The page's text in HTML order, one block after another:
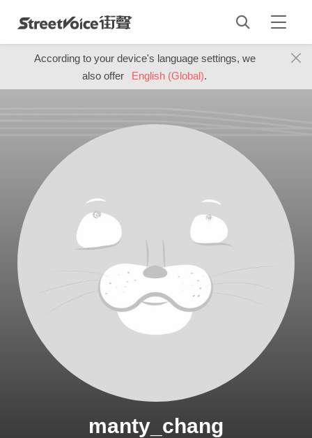
According to your device's language settings, we
also offer
English (Global).
manty_chang